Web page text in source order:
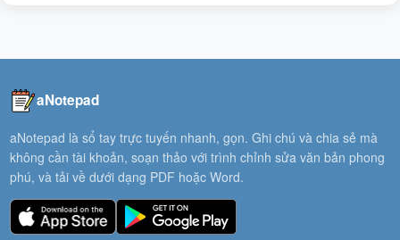
aNotepad
aNotepad là sổ tay trực tuyến nhanh, gọn. Ghi chú và chia sẻ mà
không cần tài khoản, soạn thảo với trình chỉnh sửa văn bản phong
phú, và tải về dưới dạng PDF hoặc Word.